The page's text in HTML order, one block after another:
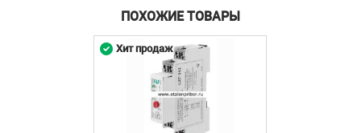
ПОХОЖИЕ ТОВАРЫ
Хит продаж